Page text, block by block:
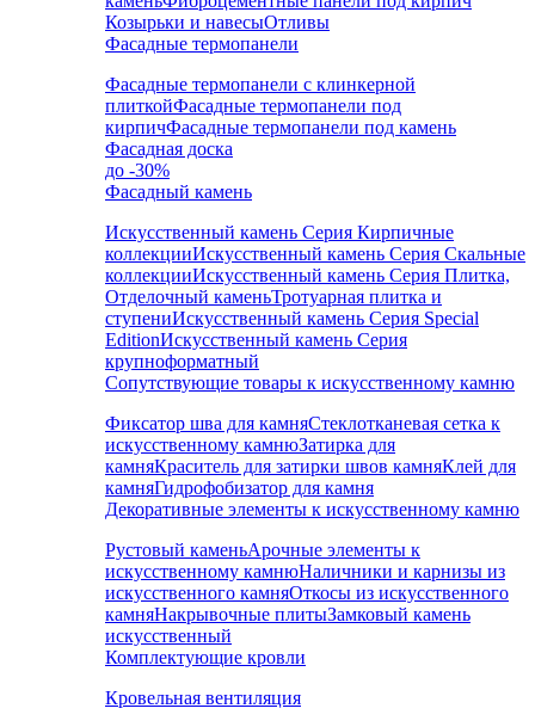
Козырьки и навесыОтливы
Фасадные термопанели
Фасадные термопанели с клинкерной
плиткойФасадные термопанели под
кирпичФасадные термопанели под камень
Фасадная доска
до -30%
Фасадный камень
Искусственный камень Серия Кирпичные
коллекцииИскусственный камень Серия Скальные
коллекцииИскусственный камень Серия Плитка,
Отделочный каменьТротуарная плитка и
ступениИскусственный камень Серия Special
EditionИскусственный камень Серия
крупноформатный
Сопутствующие товары к искусственному камню
Фиксатор шва для камняСтеклотканевая сетка к
искусственному камнюЗатирка для
камняКраситель для затирки швов камняКлей для
камняГидрофобизатор для камня
Декоративные элементы к искусственному камню
Рустовый каменьАрочные элементы к
искусственному камнюНаличники и карнизы из
искусственного камняОткосы из искусственного
камняНакрывочные плитыЗамковый камень
искусственный
Комплектующие кровли
Кровельная вентиляция